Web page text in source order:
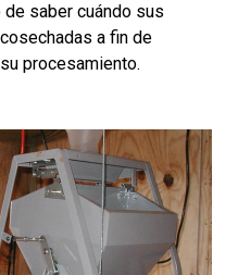
saber cuándo sus
a fin de
procesamiento.